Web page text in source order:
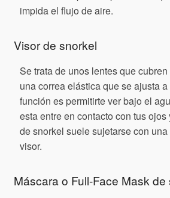
impida el flujo de aire.
Visor de snorkel
Se trata de unos lentes que
una correa elástica que se ajusta
función es permitirte ver bajo el
esta entre en contacto con tus
de snorkel suele sujetarse con
visor.
Máscara o Full-Face Mask de